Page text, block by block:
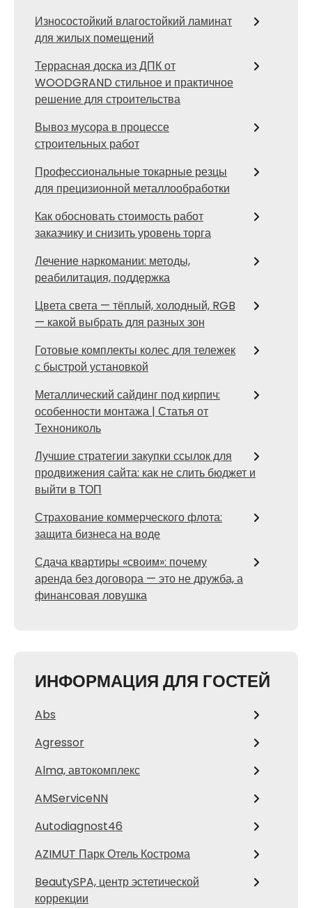
Износостойкий влагостойкий ламинат
для жилых помещений
Террасная доска из ДПК от
WOODGRAND стильное и практичное
решение для строительства
Вывоз мусора в процессе
строительных работ
Профессиональные токарные резцы
для прецизионной металлообработки
Как обосновать стоимость работ
заказчику и снизить уровень торга
Лечение наркомании: методы,
реабилитация, поддержка
Цвета света — тёплый, холодный, RGB
— какой выбрать для разных зон
Готовые комплекты колес для тележек
с быстрой установкой
Металлический сайдинг под кирпич:
особенности монтажа | Статья от
Технониколь
Лучшие стратегии закупки ссылок для
продвижения сайта: как не слить бюджет и
выйти в ТОП
Страхование коммерческого флота:
защита бизнеса на воде
Сдача квартиры «своим»: почему
аренда без договора — это не дружба, а
финансовая ловушка
ИНФОРМАЦИЯ ДЛЯ ГОСТЕЙ
Abs
Agressor
Alma, автокомплекс
AMServiceNN
Autodiagnost46
AZIMUT Парк Отель Кострома
BeautySPA, центр эстетической
коррекции